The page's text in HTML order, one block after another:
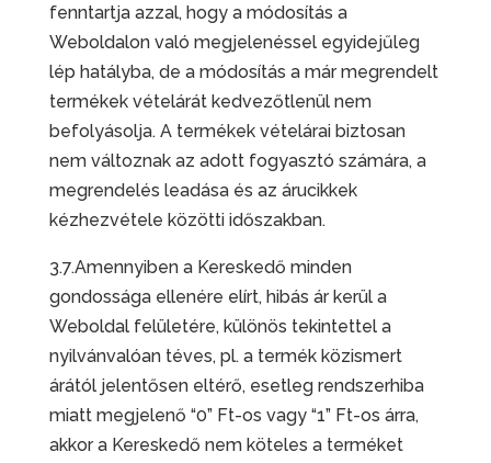
fenntartja azzal, hogy a módosítás a
Weboldalon való megjelenéssel egyidejűleg
lép hatályba, de a módosítás a már megrendelt
termékek vételárát kedvezőtlenül nem
befolyásolja. A termékek vételárai biztosan
nem változnak az adott fogyasztó számára, a
megrendelés leadása és az árucikkek
kézhezvétele közötti időszakban.
3.7.Amennyiben a Kereskedő minden
gondossága ellenére elírt, hibás ár kerül a
Weboldal felületére, különös tekintettel a
nyilvánvalóan téves, pl. a termék közismert
árától jelentősen eltérő, esetleg rendszerhiba
miatt megjelenő “0” Ft-os vagy “1” Ft-os árra,
akkor a Kereskedő nem köteles a terméket